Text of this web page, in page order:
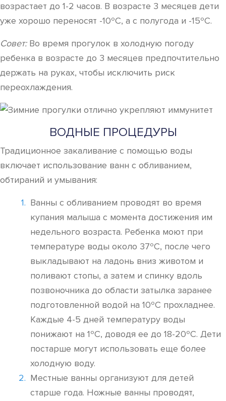
возрастает до 1-2 часов. В возрасте 3 месяцев дети
уже хорошо переносят -10ºC, а с полугода и -15ºC.
Совет:Во время прогулок в холодную погоду
ребенка в возрасте до 3 месяцев предпочтительно
держать на руках, чтобы исключить риск
переохлаждения.
ВОДНЫЕ ПРОЦЕДУРЫ
Традиционное закаливание с помощью воды
включает использование ванн с обливанием,
обтираний и умывания:
Ванны с обливанием проводят во время
купания малыша с момента достижения им
недельного возраста. Ребенка моют при
температуре воды около 37ºC, после чего
выкладывают на ладонь вниз животом и
поливают стопы, а затем и спинку вдоль
позвоночника до области затылка заранее
подготовленной водой на 10ºC прохладнее.
Каждые 4-5 дней температуру воды
понижают на 1ºC, доводя ее до 18-20ºC. Дети
постарше могут использовать еще более
холодную воду.
Местные ванны организуют для детей
старше года. Ножные ванны проводят,